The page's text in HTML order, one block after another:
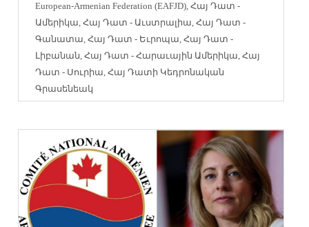
European-Armenian Federation (EAFJD),Հայ Դատ -
Ամերիկա,Հայ Դատ - Աւստրալիա,Հայ Դատ -
Գանատա,Հայ Դատ - Եւրոպա,Հայ Դատ -
Լիբանան,Հայ Դատ - Հարաւային Ամերիկա,Հայ
Դատ - Սուրիա,Հայ Դատի Կեդրոնական
Գրասենեակ